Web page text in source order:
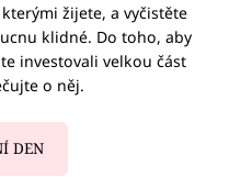
žijete, a vyčistěte
klidné. Do toho, aby
investovali velkou část
o něj.
DEN